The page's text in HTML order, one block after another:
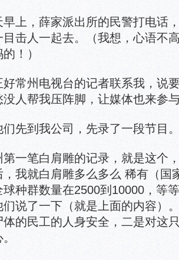
早上，薛家派出所的民警打电话
目击人一起去。（我想，心语不
！）
好常州电视台的记者联系我，说
没人帮我压阵脚，让媒体也来参
们先到我公司，先录了一段节目
第一笔白肩雕的记录，就是这个
，我就白肩雕多么多么 稀有（国
球种群数量在2500到10000，等
们说了一下（就是上面的内容）
体的民工的人身安全，二是对这